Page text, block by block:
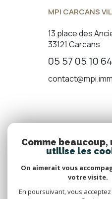
MPI CARCANS
13 place des
33121 Carcans
05 57 05 10 64
Nous
Comme beaucoup,
utilise les
On aimerait vous
votre visite.
En poursuivant, vous